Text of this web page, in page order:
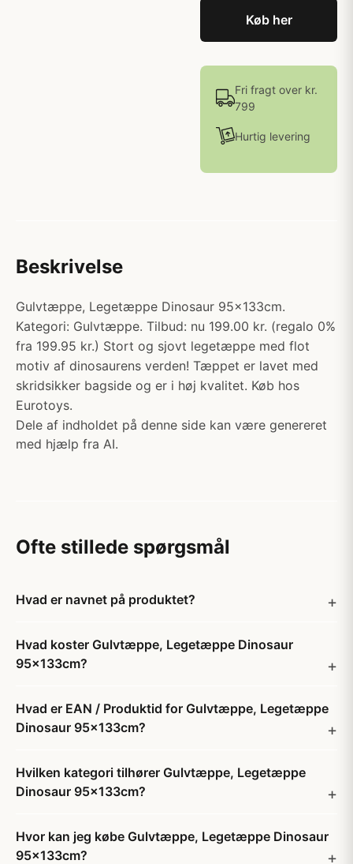
Køb her
Fri fragt over kr.
799
Hurtig levering
Beskrivelse
Gulvtæppe, Legetæppe Dinosaur 95x133cm.
Kategori: Gulvtæppe. Tilbud: nu 199.00 kr. (regalo 0%
fra 199.95 kr.) Stort og sjovt legetæppe med flot
motiv af dinosaurens verden! Tæppet er lavet med
skridsikker bagside og er i høj kvalitet. Køb hos
Eurotoys.
Dele af indholdet på denne side kan være genereret
med hjælp fra AI.
Ofte stillede spørgsmål
Hvad er navnet på produktet?
Hvad koster Gulvtæppe, Legetæppe Dinosaur
95x133cm?
Hvad er EAN / Produktid for Gulvtæppe, Legetæppe
Dinosaur 95x133cm?
Hvilken kategori tilhører Gulvtæppe, Legetæppe
Dinosaur 95x133cm?
Hvor kan jeg købe Gulvtæppe, Legetæppe Dinosaur
95x133cm?